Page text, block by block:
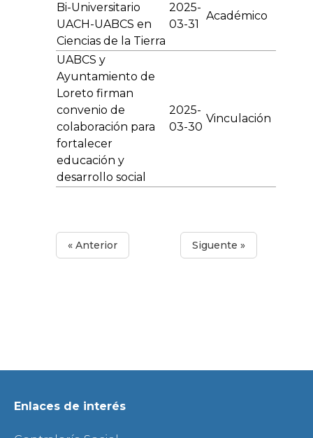
Bi-Universitario
UACH-UABCS en
Ciencias de la Tierra
2025-
03-31
Académico
UABCS y
Ayuntamiento de
Loreto firman
convenio de
colaboración para
fortalecer
educación y
desarrollo social
2025-
03-30
Vinculación
« Anterior Siguente »
Enlaces de interés